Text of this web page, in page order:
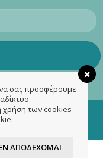
by
σας προσφέρουμε
των cookies
ΑΠΟΔΈΧΟΜΑΙ